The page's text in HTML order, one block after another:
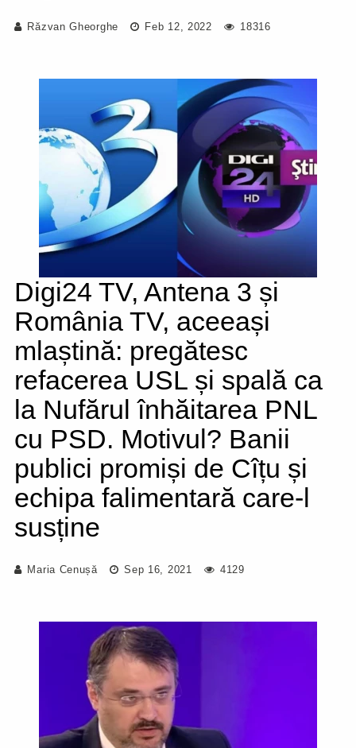
Răzvan Gheorghe Feb 12, 2022 18316
Digi24 TV, Antena 3 și
România TV, aceeași
mlaștină: pregătesc
refacerea USL și spală ca
la Nufărul înhăitarea PNL
cu PSD. Motivul? Banii
publici promiși de Cîțu și
echipa falimentară care-l
susține
Maria Cenușă Sep 16, 2021 4129